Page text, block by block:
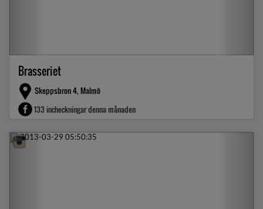
Brasseriet
Skeppsbron 4, Malmö
133 incheckningar denna månaden
Previous